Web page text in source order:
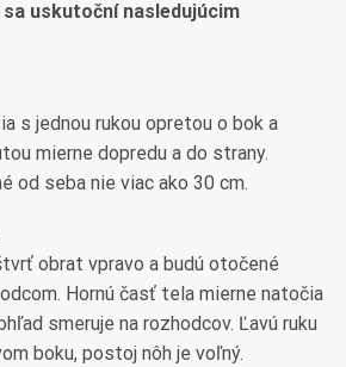
uskutoční nasledujúcim
s jednou rukou opretou o bok a
mierne dopredu a do strany.
od seba nie viac ako 30 cm.
obrat vpravo a budú otočené
Hornú časť tela mierne natočia
smeruje na rozhodcov. Ľavú ruku
boku, postoj nôh je voľný.